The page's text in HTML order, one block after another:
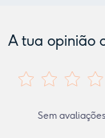
A tua opinião
Sem avaliações